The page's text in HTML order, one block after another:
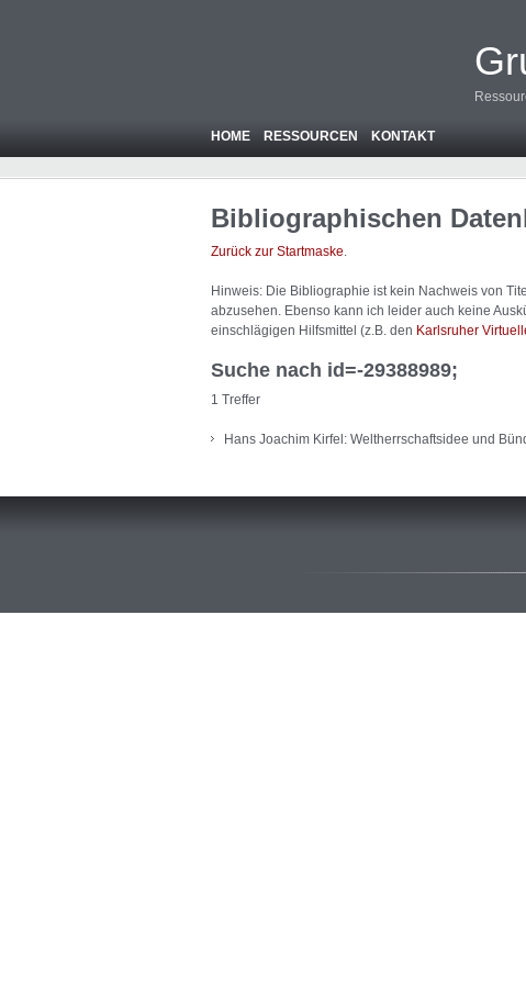
HOME RESSOURCEN KONTAKT
Bibliographischen
Zurück zur Startmaske.
Hinweis: Die Bibliographie ist kein Nachweis von
abzusehen. Ebenso kann ich leider auch keine
einschlägigen Hilfsmittel (z.B. den Karlsruher
Suche nach id=-29388989;
1 Treffer
Hans Joachim Kirfel: Weltherrschaftsidee und